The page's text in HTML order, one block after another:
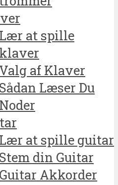
Lær at spille
klaver
Valg af Klaver
Sådan Læser Du
Noder
Lær at spille guitar
Stem din Guitar
Guitar Akkorder